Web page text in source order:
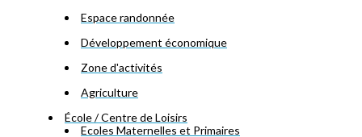
Espace randonnée
Développement économique
Zone d'activités
Agriculture
École / Centre de Loisirs
Ecoles Maternelles et Primaires